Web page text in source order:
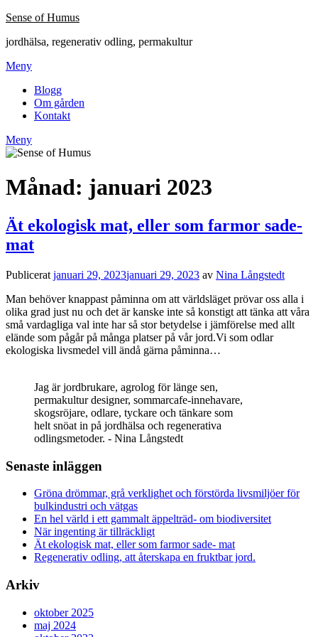
Hoppa
innehåll
Sense of Humus
jordhälsa, regenerativ odling, permakultur
Meny
Blogg
Om gården
Kontakt
Meny
Månad: januari 2023
Ät ekologisk mat, eller som farmor sade-
mat
Publicerat januari 29, 2023januari 29, 2023 av Nina Långstedt
Man behöver knappast påminna om att världsläget prövar oss alla i
olika grad just nu och det är kanske inte så konstigt att tänka att våra
små vardagliga val inte har så stor betydelse i jämförelse med allt
elände som pågår på många platser på vår jord.Vi som odlar
ekologiska livsmedel vill ändå gärna påminna…
Jag är jordbrukare, agrolog för länge sen,
permakultur designer, sommarcafe-innehavare,
skogsröjare, odlare, tyckare och tänkare som
helt snöat in på jordhälsa och regenerativa
odlingsmetoder. - Nina Långstedt
Senaste inläggen
Gröna drömmar, grå verklighet och förstörda livsmiljöer för
bulkindustri och vätgas
En hel värld i ett gammalt äppelträd- om biodiversitet
När ingenting är tillräckligt
Ät ekologisk mat, eller som farmor sade- mat
Regenerativ odling, att återskapa en fruktbar jord.
Arkiv
oktober 2025
maj 2024